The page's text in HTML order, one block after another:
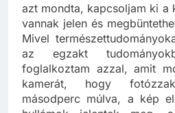
angolai mágián alapuló
azt mondta, kapcsoljam ki a
vannak jelen és
Mivel
az egzakt
foglalkoztam azzal, amit
kamerát, hogy